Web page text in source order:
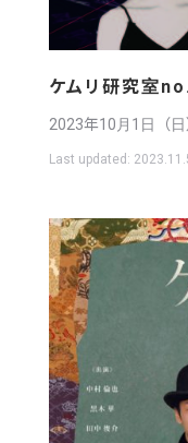
ケムリ研究室
2023年10月1日（日
Last updated: